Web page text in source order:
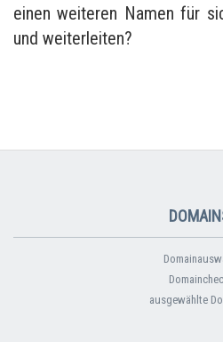
einen weiteren Namen für
und weiterleiten?
ausgewählte